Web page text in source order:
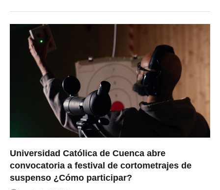
Universidad Católica de Cuenca abre
convocatoria a festival de cortometrajes de
suspenso ¿Cómo participar?